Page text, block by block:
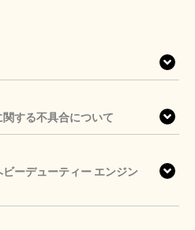
関する不具合について
ビーデューティー エンジン